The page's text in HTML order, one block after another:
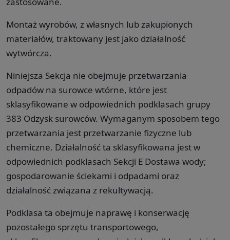
Montaż wyrobów, z własnych lub zakupionych
materiałów, traktowany jest jako działalność
wytwórcza.
Niniejsza Sekcja nie obejmuje przetwarzania
odpadów na surowce wtórne, które jest
sklasyfikowane w odpowiednich podklasach grupy
383 Odzysk surowców. Wymaganym sposobem tego
przetwarzania jest przetwarzanie fizyczne lub
chemiczne. Działalność ta sklasyfikowana jest w
odpowiednich podklasach Sekcji E Dostawa wody;
gospodarowanie ściekami i odpadami oraz
działalność związana z rekultywacją.
Podklasa ta obejmuje naprawę i konserwację
pozostałego sprzętu transportowego,